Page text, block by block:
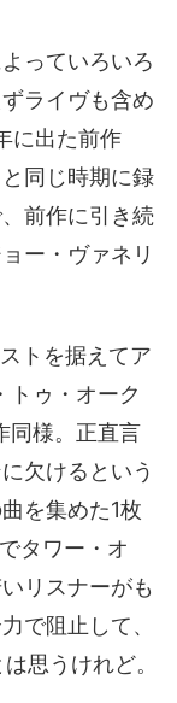
っていろいろ
ライヴも含め
に出た前作
同じ時期に録
前作に引き続
ー・ヴァネリ
トを据えてア
トゥ・オーク
同様。正直言
欠けるという
を集めた1枚
タワー・オ
リスナーがも
で阻止して、
思うけれど。